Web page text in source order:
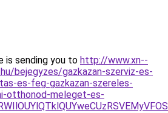
is sending you to http://www.xn--
bejegyzes/gazkazan-szerviz-es-
es-feg-gazkazan-szereles-
otthonod-meleget-es-